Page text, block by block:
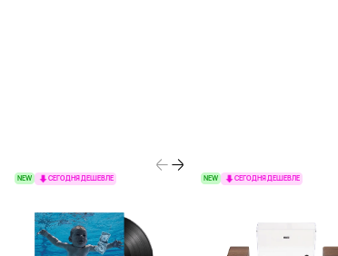
NEW СЕГОДНЯ ДЕШЕВЛЕ NEW СЕГОДНЯ ДЕШЕВЛЕ